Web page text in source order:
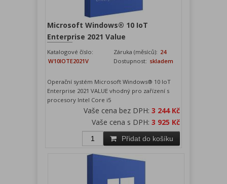
Microsoft Windows® 10 IoT
Enterprise 2021 Value
Katalogové číslo:
W10IOTE2021V
Záruka (měsíců): 24
Dostupnost: skladem
Operační systém Microsoft Windows® 10 IoT
Enterprise 2021 VALUE vhodný pro zařízení s
procesory Intel Core i5
Vaše cena bez DPH: 3 244 Kč
Vaše cena s DPH: 3 925 Kč
Přidat do košíku